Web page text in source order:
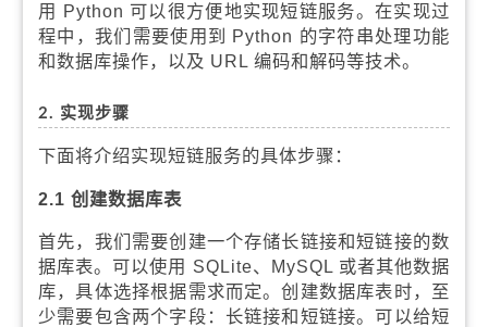
用 Python 可以很方便地实现短链服务。在实现过
程中，我们需要使用到 Python 的字符串处理功能
和数据库操作，以及 URL 编码和解码等技术。
2. 实现步骤
下面将介绍实现短链服务的具体步骤：
2.1 创建数据库表
首先，我们需要创建一个存储长链接和短链接的数
据库表。可以使用 SQLite、MySQL 或者其他数据
库，具体选择根据需求而定。创建数据库表时，至
少需要包含两个字段：长链接和短链接。可以给短